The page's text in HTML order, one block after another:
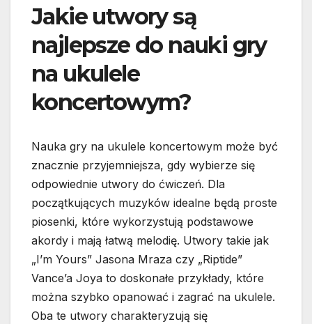
Jakie utwory są
najlepsze do nauki gry
na ukulele
koncertowym?
Nauka gry na ukulele koncertowym może być
znacznie przyjemniejsza, gdy wybierze się
odpowiednie utwory do ćwiczeń. Dla
początkujących muzyków idealne będą proste
piosenki, które wykorzystują podstawowe
akordy i mają łatwą melodię. Utwory takie jak
„I’m Yours” Jasona Mraza czy „Riptide”
Vance’a Joya to doskonałe przykłady, które
można szybko opanować i zagrać na ukulele.
Oba te utwory charakteryzują się